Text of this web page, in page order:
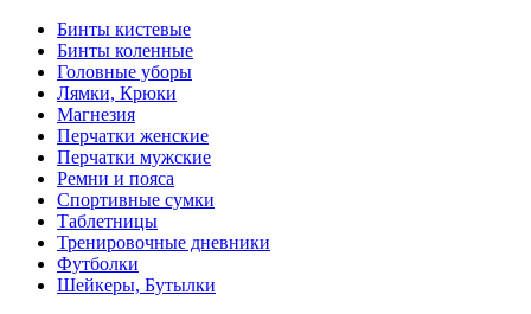
Бинты кистевые
Бинты коленные
Головные уборы
Лямки, Крюки
Магнезия
Перчатки женские
Перчатки мужские
Ремни и пояса
Спортивные сумки
Таблетницы
Тренировочные дневники
Футболки
Шейкеры, Бутылки